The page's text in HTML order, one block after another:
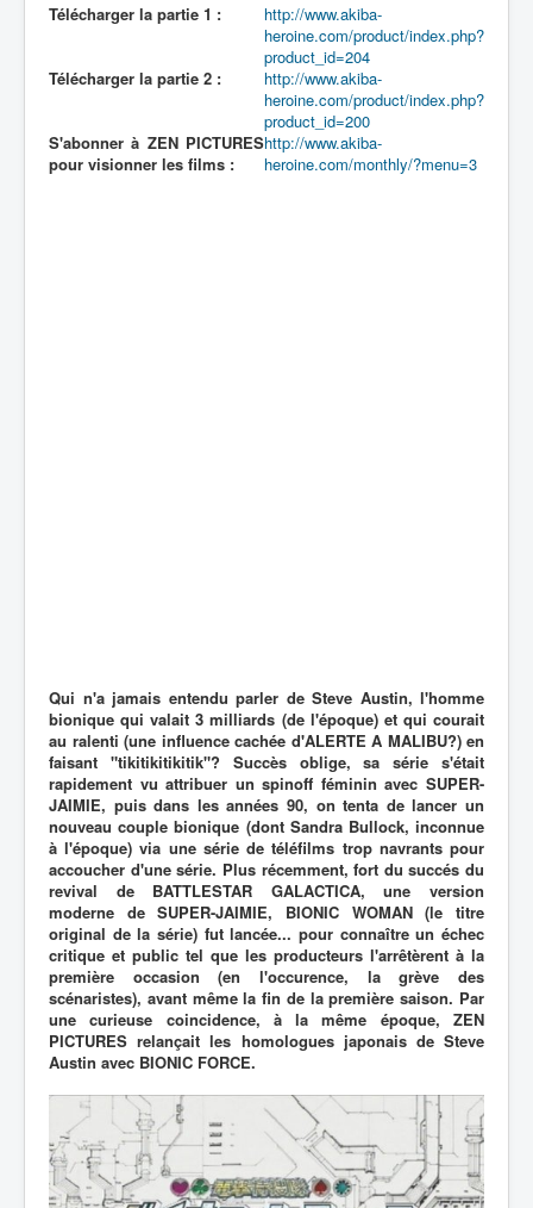
Télécharger la partie 1 :
http://www.akiba-
heroine.com/product/index.php?
product_id=204
Télécharger la partie 2 :
http://www.akiba-
heroine.com/product/index.php?
product_id=200
S'abonner à ZEN PICTURES
pour visionner les films :
http://www.akiba-
heroine.com/monthly/?menu=3
Qui n'a jamais entendu parler de Steve Austin, l'homme
bionique qui valait 3 milliards (de l'époque) et qui courait
au ralenti (une influence cachée d'ALERTE A MALIBU?) en
faisant "tikitikitikitik"? Succès oblige, sa série s'était
rapidement vu attribuer un spinoff féminin avec SUPER-
JAIMIE, puis dans les années 90, on tenta de lancer un
nouveau couple bionique (dont Sandra Bullock, inconnue
à l'époque) via une série de téléfilms trop navrants pour
accoucher d'une série. Plus récemment, fort du succés du
revival de BATTLESTAR GALACTICA, une version
moderne de SUPER-JAIMIE, BIONIC WOMAN (le titre
original de la série) fut lancée... pour connaître un échec
critique et public tel que les producteurs l'arrêtèrent à la
première occasion (en l'occurence, la grève des
scénaristes), avant même la fin de la première saison. Par
une curieuse coincidence, à la même époque, ZEN
PICTURES relançait les homologues japonais de Steve
Austin avec BIONIC FORCE.